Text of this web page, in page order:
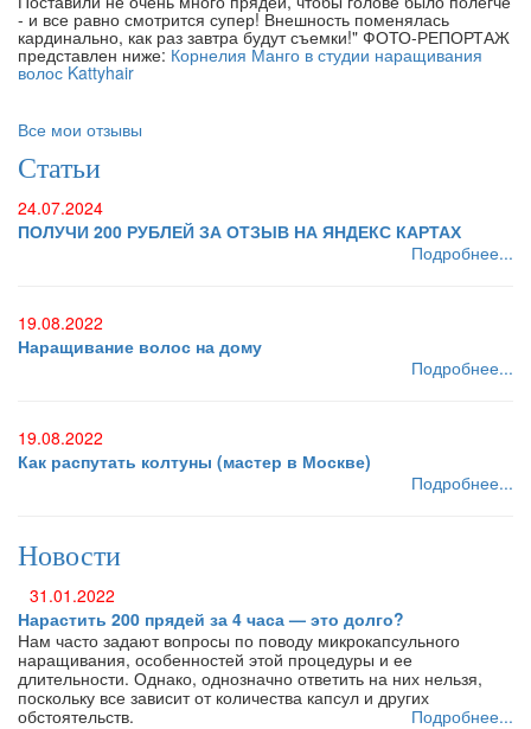
- и все равно смотрится супер! Внешность поменялась
кардинально, как раз завтра будут съемки!" ФОТО-РЕПОРТАЖ
представлен ниже: Корнелия Манго в студии наращивания
волос Kattyhair
Все мои отзывы
Статьи
24.07.2024
ПОЛУЧИ 200 РУБЛЕЙ ЗА ОТЗЫВ НА ЯНДЕКС КАРТАХ
Подробнее...
19.08.2022
Наращивание волос на дому
Подробнее...
19.08.2022
Как распутать колтуны (мастер в Москве)
Подробнее...
Новости
31.01.2022
Нарастить 200 прядей за 4 часа — это долго?
Нам часто задают вопросы по поводу микрокапсульного
наращивания, особенностей этой процедуры и ее
длительности. Однако, однозначно ответить на них нельзя,
поскольку все зависит от количества капсул и других
обстоятельств.
Подробнее...